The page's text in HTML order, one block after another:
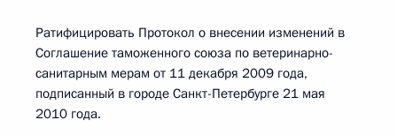
Ратифицировать Протокол о внесении изменений в
Соглашение таможенного союза по ветеринарно-
санитарным мерам от 11 декабря 2009 года,
подписанный в городе Санкт-Петербурге 21 мая
2010 года.